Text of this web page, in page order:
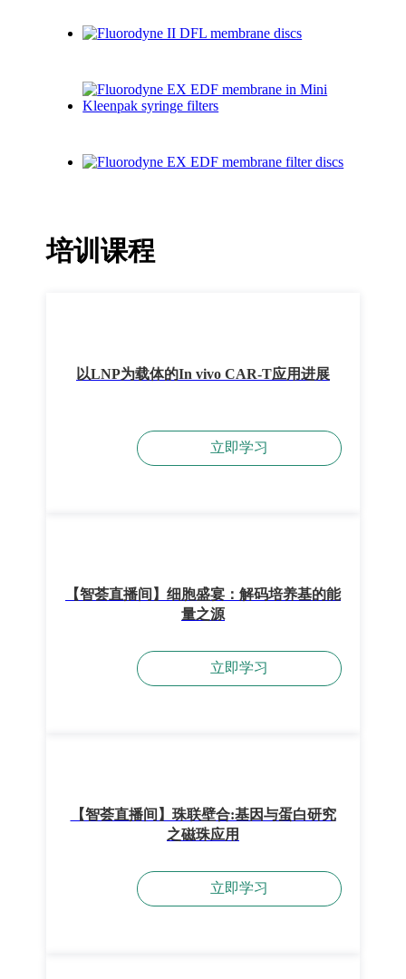
培训课程
以LNP为载体的In vivo CAR-T应用进展
立即学习
【智荟直播间】细胞盛宴：解码培养基的能
量之源
立即学习
【智荟直播间】珠联壁合:基因与蛋白研究
之磁珠应用
立即学习